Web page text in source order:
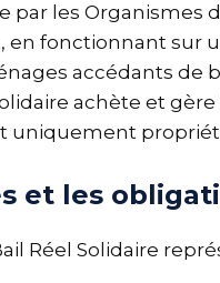
par les Organismes
en fonctionnant
accédants de
achète et
uniquement
et les
Réel Solidaire